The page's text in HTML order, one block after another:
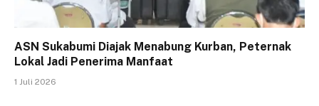
ASN Sukabumi Diajak Menabung Kurban, Peternak
Lokal Jadi Penerima Manfaat
1 Juli 2026